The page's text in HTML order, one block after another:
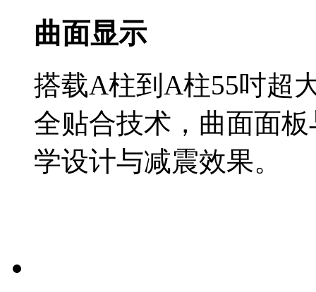
曲面显示
搭载A柱到A柱55吋超
全贴合技术，曲面面
学设计与减震效果。